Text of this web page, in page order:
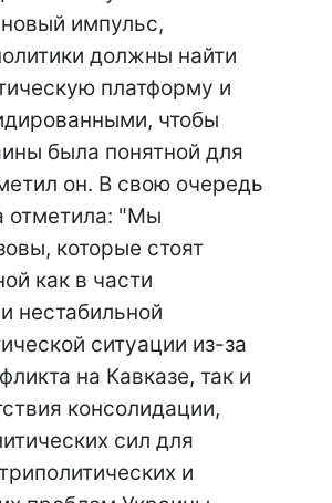
импульс,
должны найти
платформу и
чтобы
была понятной для
он. В свою очередь
отметила: "Мы
которые стоят
как в части
нестабильной
ситуации из-за
на Кавказе, так и
консолидации,
сил для
и